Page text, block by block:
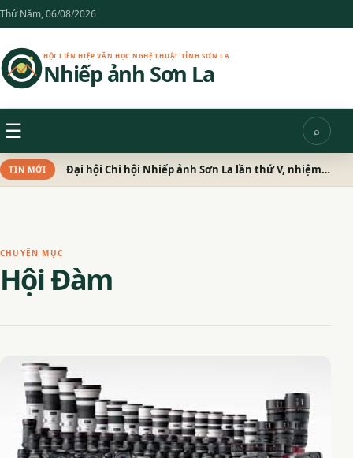
Chuyển
đến
nội
dung
Thứ Năm, 06/08/2026
HỘI LIÊN HIỆP VĂN HỌC NGHỆ THUẬT TỈNH SƠN LA
Nhiếp ảnh Sơn La
☰
Tìm
kiếm
⌕
TIN MỚI Đại hội Chi hội Nhiếp ảnh Sơn La lần thứ V, nhiệm kỳ 2026 – 2031 thành công tốt đẹp
CHUYÊN MỤC
Hội Đàm